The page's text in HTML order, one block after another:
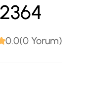
0.0(0 Yorum)